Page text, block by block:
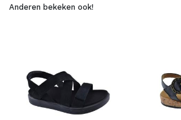
Anderen bekeken ook!